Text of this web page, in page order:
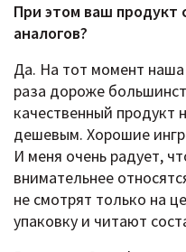
При этом ваш продукт
аналогов?
Да. На тот момент
раза дороже
качественный продукт
дешевым. Хорошие
И меня очень радует,
внимательнее
не смотрят только на
упаковку и читают